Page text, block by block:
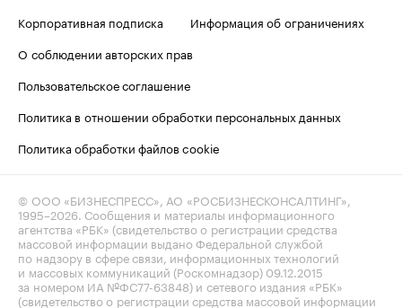
Корпоративная подписка
Информация об ограничениях
О соблюдении авторских прав
Пользовательское соглашение
Политика в отношении обработки персональных данных
Политика обработки файлов cookie
© ООО «БИЗНЕСПРЕСС», АО «РОСБИЗНЕСКОНСАЛТИНГ»,
1995–2026 . Сообщения и материалы информационного
агентства «РБК» (свидетельство о регистрации средства
массовой информации выдано Федеральной службой
по надзору в сфере связи, информационных технологий
и массовых коммуникаций (Роскомнадзор) 09.12.2015
за номером ИА №ФС77-63848) и сетевого издания «РБК»
(свидетельство о регистрации средства массовой информации